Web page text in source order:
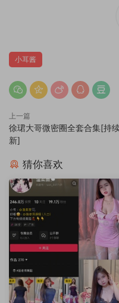
小耳酱
上一篇
徐珺大哥微密圈全套合集[持
新]
猜你喜欢